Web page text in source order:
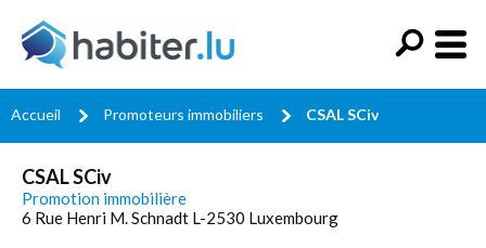
Accueil Promoteurs immobiliers CSAL SCiv
CSAL SCiv
Promotion immobilière
6 Rue Henri M. Schnadt L-2530 Luxembourg